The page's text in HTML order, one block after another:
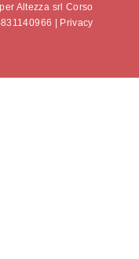
Altezza srl Corso
| Privacy